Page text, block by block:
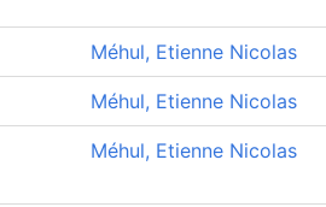
Méhul, Etienne Nicolas
Méhul, Etienne Nicolas
Méhul, Etienne Nicolas